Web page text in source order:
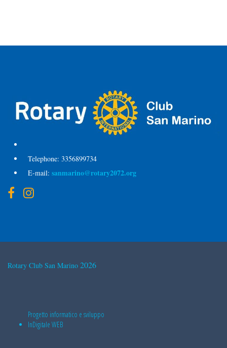
Telephone: 3356899734
E-mail: sanmarino@rotary2072.org
Rotary Club San Marino 2026
Progetto informatico e sviluppo
InDigitale WEB